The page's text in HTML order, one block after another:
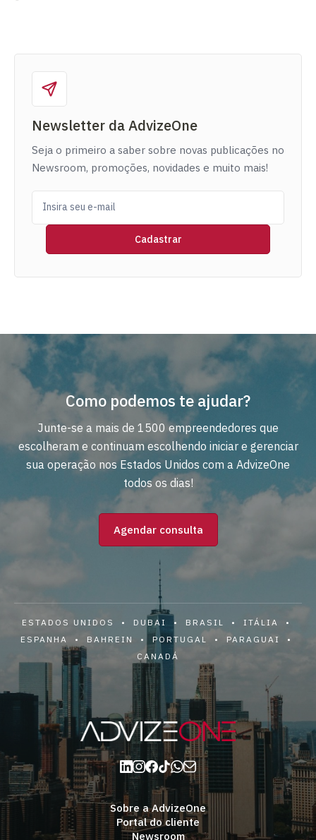
Newsletter da AdvizeOne
Seja o primeiro a saber sobre novas publicações no
Newsroom, promoções, novidades e muito mais!
Como podemos te ajudar?
Junte-se a mais de 1500 empreendedores que
escolheram e continuam escolhendo iniciar e gerenciar
sua operação nos Estados Unidos com a AdvizeOne
todos os dias!
Agendar consulta
ESTADOS UNIDOS • DUBAI • BRASIL • ITÁLIA •
ESPANHA • BAHREIN • PORTUGAL • PARAGUAI •
CANADÁ
Sobre a AdvizeOne
Portal do cliente
Newsroom